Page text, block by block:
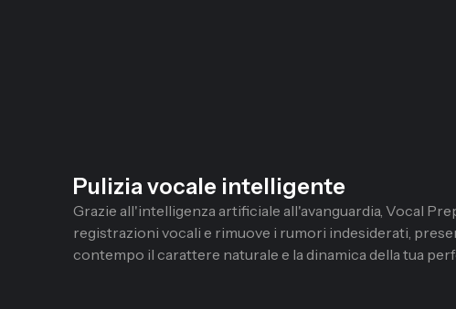
Pulizia vocale intelligente
Grazie all'intelligenza artificiale all'avanguardia, Vocal
registrazioni vocali e rimuove i rumori indesiderati,
contempo il carattere naturale e la dinamica della tua